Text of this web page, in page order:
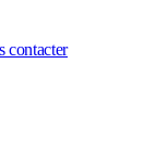
contacter